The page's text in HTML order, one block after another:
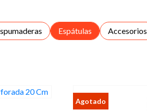
Espátulas Accesorios